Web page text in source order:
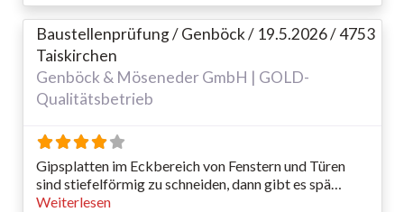
Baustellenprüfung / Genböck / 19.5.2026 / 4753
Taiskirchen
Genböck & Möseneder GmbH | GOLD-
Qualitätsbetrieb
Gipsplatten im Eckbereich von Fenstern und Türen
sind stiefelförmig zu schneiden, dann gibt es spä…
Weiterlesen